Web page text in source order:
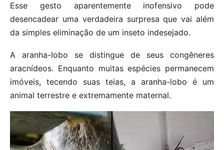
Esse gesto aparentemente inofensivo pode
desencadear uma verdadeira surpresa que vai além
da simples eliminação de um inseto indesejado.
A aranha-lobo se distingue de seus congêneres
aracnídeos. Enquanto muitas espécies permanecem
imóveis, tecendo suas teias, a aranha-lobo é um
animal terrestre e extremamente maternal.